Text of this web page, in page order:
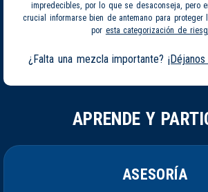
impredecibles, por lo que se desaconseja, pero
crucial informarse bien de antemano para proteger
por esta categorización de
¿Falta una mezcla importante?
APRENDE Y
ASESORÍA